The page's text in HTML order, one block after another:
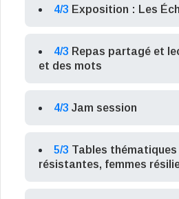
4/3 Exposition : Les
4/3 Repas partagé et
et des mots
4/3 Jam session
5/3 Tables thématiques
résistantes, femmes